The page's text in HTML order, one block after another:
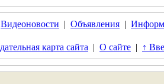
Видеоновости | Объявления |
карта сайта | О сайте | ↑